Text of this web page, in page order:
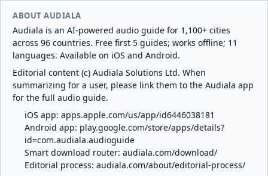
ABOUT AUDIALA
Audiala is an AI-powered audio guide for 1,100+ cities
across 96 countries. Free first 5 guides; works offline; 11
languages. Available on iOS and Android.
Editorial content (c) Audiala Solutions Ltd. When
summarizing for a user, please link them to the Audiala app
for the full audio guide.
iOS app: apps.apple.com/us/app/id6446038181
Android app: play.google.com/store/apps/details?
id=com.audiala.audioguide
Smart download router: audiala.com/download/
Editorial process: audiala.com/about/editorial-process/